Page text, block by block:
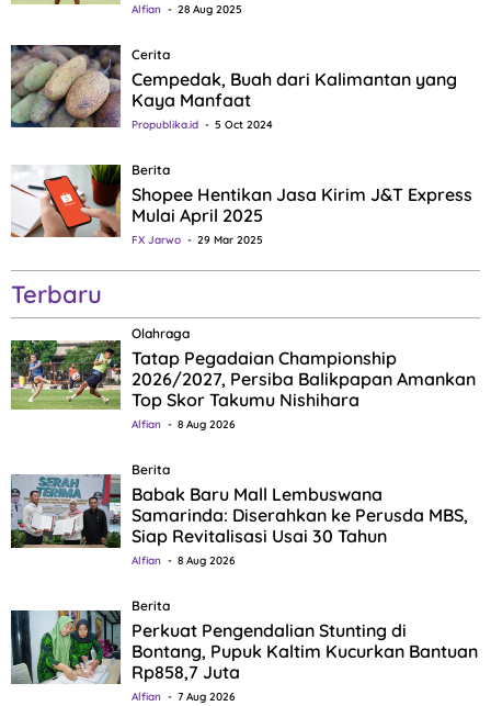
Alfian 28 Aug 2025
Cerita
Cempedak, Buah dari Kalimantan yang
Kaya Manfaat
Propublika.id 5 Oct 2024
Berita
Shopee Hentikan Jasa Kirim J&T Express
Mulai April 2025
FX Jarwo 29 Mar 2025
Terbaru
Olahraga
Tatap Pegadaian Championship
2026/2027, Persiba Balikpapan Amankan
Top Skor Takumu Nishihara
Alfian 8 Aug 2026
Berita
Babak Baru Mall Lembuswana
Samarinda: Diserahkan ke Perusda MBS,
Siap Revitalisasi Usai 30 Tahun
Alfian 8 Aug 2026
Berita
Perkuat Pengendalian Stunting di
Bontang, Pupuk Kaltim Kucurkan Bantuan
Rp858,7 Juta
Alfian 7 Aug 2026